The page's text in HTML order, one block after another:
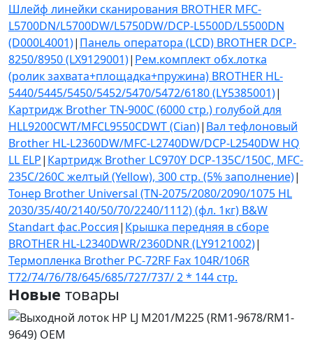
Шлейф линейки сканирования BROTHER MFC-
L5700DN/L5700DW/L5750DW/DCP-L5500D/L5500DN
(D000L4001)| Панель оператора (LCD) BROTHER DCP-
8250/8950 (LX9129001)| Рем.комплект обх.лотка
(ролик захвата+площадка+пружина) BROTHER HL-
5440/5445/5450/5452/5470/5472/6180 (LY5385001)|
Картридж Brother TN-900C (6000 стр.) голубой для
HLL9200CWT/MFCL9550CDWT (Cian)| Вал тефлоновый
Brother HL-L2360DW/MFC-L2740DW/DCP-L2540DW HQ
LL ELP| Картридж Brother LC970Y DCP-135C/150C, MFC-
235C/260С желтый (Yellow), 300 стр. (5% заполнение)|
Тонер Brother Universal (TN-2075/2080/2090/1075 HL
2030/35/40/2140/50/70/2240/1112) (фл. 1кг) B&W
Standart фас.Россия| Крышка передняя в сборе
BROTHER HL-L2340DWR/2360DNR (LY9121002)|
Термопленка Brother PC-72RF Fax 104R/106R
T72/74/76/78/645/685/727/737/ 2 * 144 стр.
Новые товары